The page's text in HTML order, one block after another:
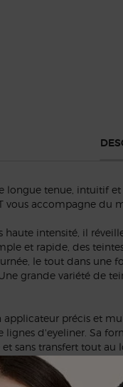
longue tenue, intuitif et
vous accompagne du
haute intensité, il
et rapide, des
le tout dans une
grande variété de
précis et
lignes d'eyeliner. Sa
sans transfert tout au